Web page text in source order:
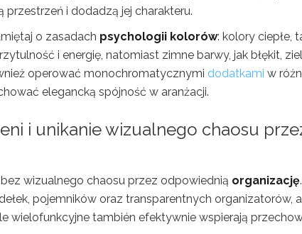
przestrzeń i dodadzą jej charakteru.
o zasadach psychologii kolorów: kolory ciepłe,
i energię, natomiast zimne barwy, jak błękit,
operować monochromatycznymi dodatkami w
elegancką spójność w aranżacji.
i unikanie wizualnego chaosu
wizualnego chaosu przez odpowiednią organizację
pojemników oraz transparentnych organizatorów,
wielofunkcyjne también efektywnie wspierają